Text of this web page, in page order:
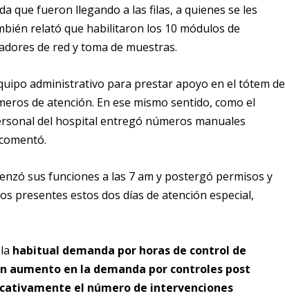
que fueron llegando a las filas, a quienes se les
relató que habilitaron los 10 módulos de
de red y toma de muestras.
administrativo para prestar apoyo en el tótem de
de atención. En ese mismo sentido, como el
del hospital entregó números manuales
sus funciones a las 7 am y postergó permisos y
presentes estos dos días de atención especial,
habitual demanda por horas de control de
aumento en la demanda por controles post
el número de intervenciones